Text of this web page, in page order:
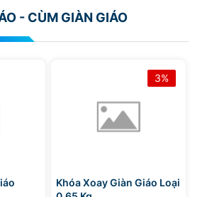
- CÙM GIÀN GIÁO
3%
Khóa Xoay Giàn Giáo Loại